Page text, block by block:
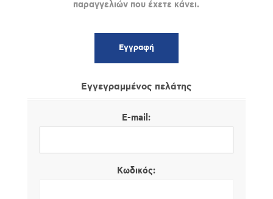
παραγγελιών που έχετε κάνει.
Εγγεγραμμένος πελάτης
E-mail:
Κωδικός: